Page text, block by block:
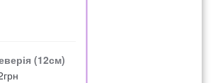
(12см)
грн